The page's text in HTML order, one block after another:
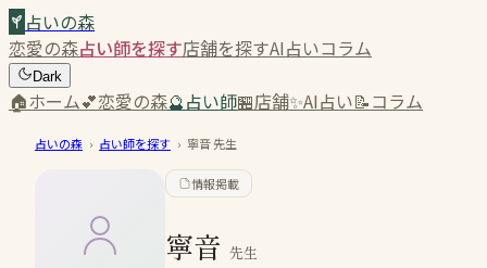
占いの森
恋愛の森占い師を探す店舗を探すAI占いコラム
Dark
🏠ホーム💕恋愛の森🔮占い師🏪店舗✨AI占い📝コラム
占いの森 › 占い師を探す › 寧音先生
情報掲載
寧音 先生